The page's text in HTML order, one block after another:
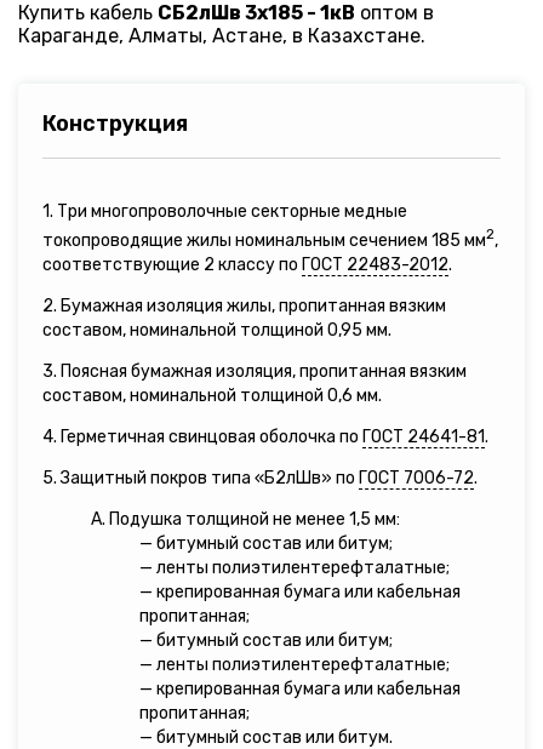
Купить кабель СБ2лШв 3х185 - 1кВ оптом в
Караганде, Алматы, Астане, в Казахстане.
Конструкция
1. Три многопроволочные секторные медные
токопроводящие жилы номинальным сечением 185 мм2,
соответствующие 2 классу по ГОСТ 22483-2012.
2. Бумажная изоляция жилы, пропитанная вязким
составом, номинальной толщиной 0,95 мм.
3. Поясная бумажная изоляция, пропитанная вязким
составом, номинальной толщиной 0,6 мм.
4. Герметичная свинцовая оболочка по ГОСТ 24641-81.
5. Защитный покров типа «Б2лШв» по ГОСТ 7006-72.
А. Подушка толщиной не менее 1,5 мм:
— битумный состав или битум;
— ленты полиэтилентерефталатные;
— крепированная бумага или кабельная
пропитанная;
— битумный состав или битум;
— ленты полиэтилентерефталатные;
— крепированная бумага или кабельная
пропитанная;
— битумный состав или битум.